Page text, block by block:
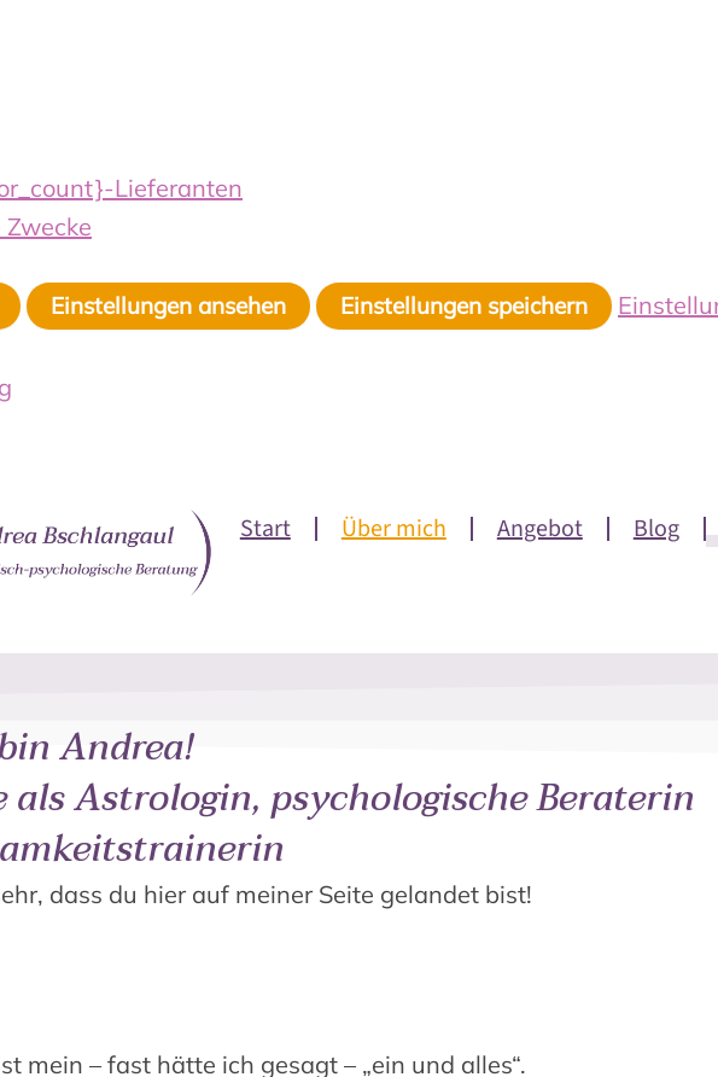
Lieferanten
Einstellungen ansehen Einstellungen speichern
Start Über mich Angebot Blog
Andrea!
Astrologin, psychologische Beraterin
dass du hier auf meiner Seite gelandet bist!
mein – fast hätte ich gesagt – „ein und alles“.